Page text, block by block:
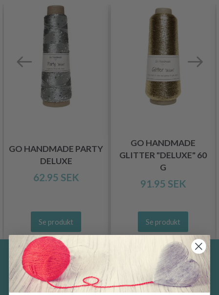
GO HANDMADE PARTY
DELUXE
62.95 SEK
Se produkt
GO HANDMADE
GLITTER "DELUXE" 60
G
91.95 SEK
Se produkt
Spara upp till 50%
Ta emot vårt gratis nyhetsbrev och få